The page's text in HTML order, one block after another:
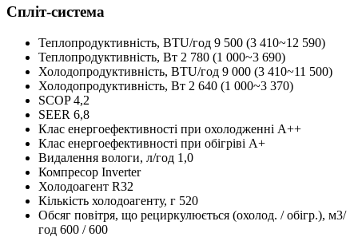
Спліт-система
Теплопродуктивність, BTU/год 9 500 (3 410~12 590)
Теплопродуктивність, Bт 2 780 (1 000~3 690)
Холодопродуктивність, BTU/год 9 000 (3 410~11 500)
Холодопродуктивність, Bт 2 640 (1 000~3 370)
SCOP4,2
SEER 6,8
Клас енергоефективності при охолодженні А++
Клас енергоефективності при обігріві А+
Видалення вологи, л/год 1,0
Компресор Inverter
Холодоагент R32
Кількість холодоагенту, г 520
Обсяг повітря, що рециркулюється (охолод. / обігр.), м3/
год 600 / 600